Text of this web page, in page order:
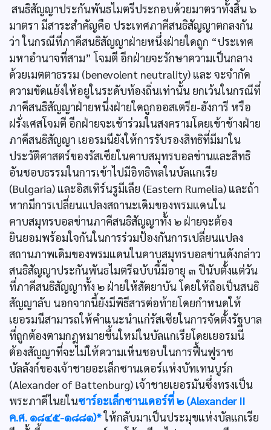
สนธิสัญญาประกันพันธไมตรีประกอบด้วยมาตราทั้งสิ้น ๖
มาตรา มีสาระสำคัญคือ ประเทศภาคีสนธิสัญญาตกลงกัน
ว่า ในกรณีที่ภาคีสนธิสัญญาฝ่ายหนึ่งฝ่ายใดถูก “ประเทศ
มหาอำนาจที่สาม” โจมตี อีกฝ่ายจะรักษาความเป็นกลาง
ด้วยเมตตาธรรม (benevolent neutrality) และ จะจำกัด
ความขัดแย้งให้อยูในระดับท้องถิ่นเท่านั้น ยกเว้นในกรณีที่
ภาคีสนธิสัญญาฝ่ายหนึ่งฝ่ายใดถูกออสเตรีย-ฮังการี หรือ
ฝรั่งเศสโจมตี อีกฝ่ายจะเข้าร่วมในสงครามโดยเข้าข้างฝ่าย
ภาคีสนธิสัญญา เยอรมนียังให้การรับรองสิทธิที่มีมาใน
ประวัติศาสตร์ของรัสเซียในคาบสมุทรบอลข่านและสิทธิ
อันชอบธรรมในการเข้าไปมีอิทธิพลในบัลแกเรีย
(Bulgaria) และอิสเทิร์นรูมีเลีย (Eastern Rumelia) และถ้า
หากมีการเปลี่ยนแปลงสถานะเดิมของพรมแดนใน
คาบสมุทรบอลข่านภาคีสนธิสัญญาทั้ง ๒ ฝ่ายจะต้อง
ยินยอมพร้อมใจกันในการร่วมป้องกันการเปลี่ยนแปลง
สถานภาพเดิมของพรมแดนในคาบสมุทรบอลข่านดังกล่าว
สนธิสัญญาประกันพันธไมตรีฉบับนี้มีอายุ ๓ ปีนับตั้งแต่วัน
ที่ภาคีสนธิสัญญาทั้ง ๒ ฝ่ายให้สัตยาบัน โดยให้ถือเป็นสนธิ
สัญญาลับ นอกจากนี้ยังมีพิธีสารต่อท้ายโดยกำหนดให้
เยอรมนีสามารถให้คำแนะนำแก่รัสเซียในการจัดตั้งรัฐบาล
ที่ถูกต้องตามกฎหมายขึ้นใหม่ในบัลแกเรียโดยเยอรมนี
ต้องสัญญาที่จะไม่ให้ความเห็นชอบในการฟื้นฟูราช
บัลลังก์ของเจ้าชายอะเล็กซานเดอร์แห่งบัทเทนบูร์ก
(Alexander of Battenburg) เจ้าชายเยอรมันซึ่งทรงเป็น
พระภาคีไนยในซาร์อะเล็กซานเดอร์ที่ ๒ (Alexander II
ค.ศ. ๑๘๔๕-๑๘๘๑)*ให้กลับมาเป็นประมุขแห่งบัลแกเรีย